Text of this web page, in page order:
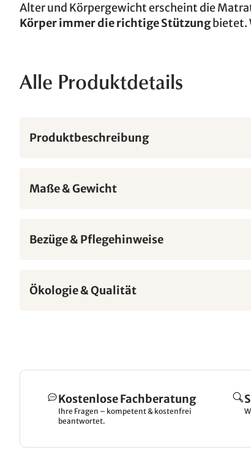
Alter und Körpergewicht erscheint die
Körper immer die richtige Stützungbietet.
Alle Produktdetails
Produktbeschreibung
Maße & Gewicht
Bezüge & Pflegehinweise
Ökologie & Qualität
Kostenlose Fachberatung
Ihre Fragen – kompetent & kostenfrei
beantwortet.